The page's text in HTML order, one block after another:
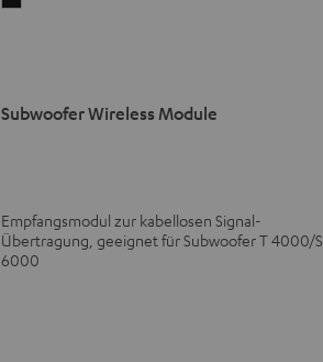
Version
Subwoofer Wireless Module
Empfangsmodul zur kabellosen Signal-
Übertragung, geeignet für Subwoofer T 4000/S
6000